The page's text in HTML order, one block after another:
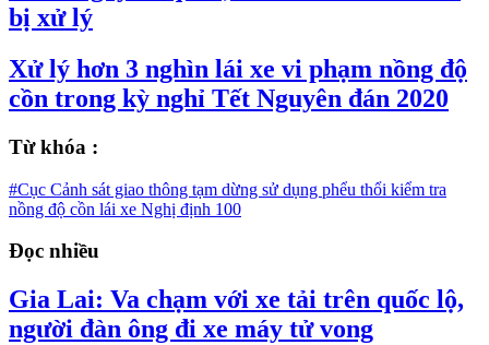
bị xử lý
Xử lý hơn 3 nghìn lái xe vi phạm nồng độ
cồn trong kỳ nghỉ Tết Nguyên đán 2020
Từ khóa :
#Cục Cảnh sát giao thông tạm dừng sử dụng phểu thổi kiểm tra
nồng độ cồn lái xe Nghị định 100
Đọc nhiều
Gia Lai: Va chạm với xe tải trên quốc lộ,
người đàn ông đi xe máy tử vong